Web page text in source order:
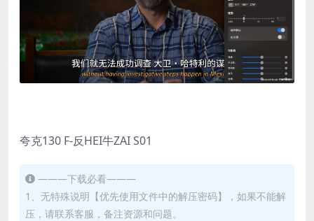
夸克130 F-反HEI牛ZAI S01
———下载必看———
1、无特殊说明【优先使用文件中的解压密码】，如果不能解
压，请联系客服，备注资源和问题。